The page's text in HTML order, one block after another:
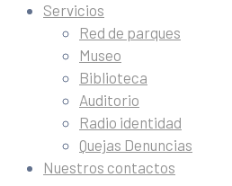
Servicios
Red de parques
Museo
Biblioteca
Auditorio
Radio identidad
Quejas Denuncias
Nuestros contactos